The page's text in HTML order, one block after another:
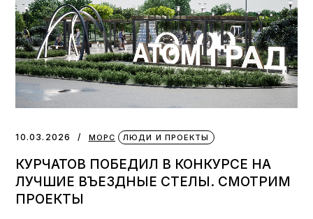
10.03.2026 МОРС ЛЮДИ И ПРОЕКТЫ
КУРЧАТОВ ПОБЕДИЛ В КОНКУРСЕ НА
ЛУЧШИЕ ВЪЕЗДНЫЕ СТЕЛЫ. СМОТРИМ
ПРОЕКТЫ